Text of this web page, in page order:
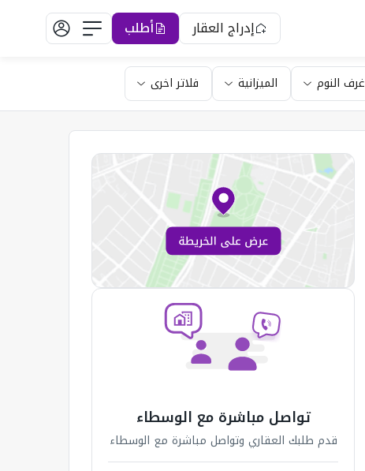
إدراج العقار أطلب
غرف النوم الميزانية فلاتر اخرى
تواصل مباشرة مع الوسطاء
قدم طلبك العقاري وتواصل مباشرة مع الوسطاء